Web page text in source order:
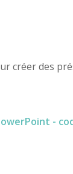
créer des
-